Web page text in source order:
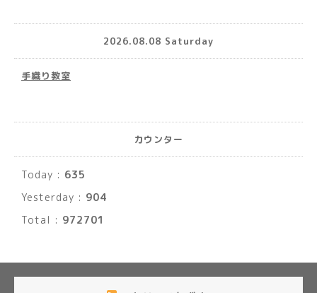
2026.08.08 Saturday
手織り教室
カウンター
Today : 635
Yesterday : 904
Total : 972701